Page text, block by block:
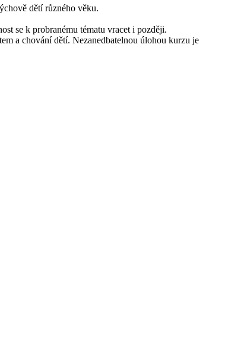
dětí různého věku.
se k probranému tématu vracet i později.
a chování dětí. Nezanedbatelnou úlohou kurzu je